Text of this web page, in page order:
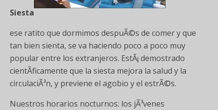
Siesta
ese ratito que dormimos despuÃ©s de comer y que
tan bien sienta, se va haciendo poco a poco muy
popular entre los extranjeros. EstÃ¡ demostrado
cientÃ­ficamente que la siesta mejora la salud y la
circulaciÃ³n, y previene el agobio y el estrÃ©s.
Nuestros horarios nocturnos: los jÃ³venes